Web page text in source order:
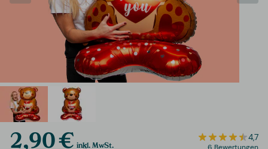
2,90 € inkl. MwSt.
4,7